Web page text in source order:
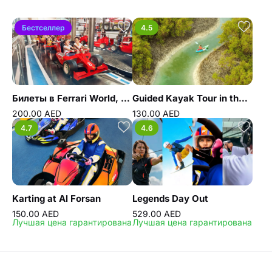
Бестселлер
Билеты в Ferrari World, Абу-Даби
200.00 AED
4.5
Guided Kayak Tour in the Reem Central Park Mangroves
130.00 AED
4.7
Karting at Al Forsan
150.00 AED
Лучшая цена гарантирована
4.6
Legends Day Out
529.00 AED
Лучшая цена гарантирована